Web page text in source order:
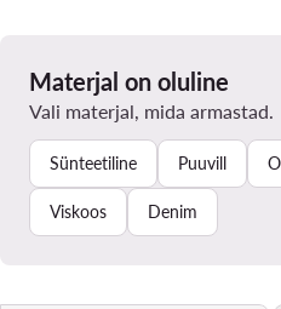
Materjal on oluline
Vali materjal, mida armastad.
Sünteetiline Puuvill
Viskoos Denim